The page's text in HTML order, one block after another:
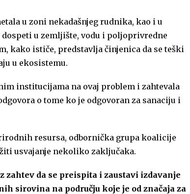
u zoni nekadašnjeg rudnika, kao i u
u zemljište, vodu i poljoprivredne
kako ističe, predstavlja činjenica da se teški
u ekosistemu.
institucijama na ovaj problem i zahtevala
o tome ko je odgovoran za sanaciju i
resursa, odbornička grupa koalicije
usvajanje nekoliko zaključaka.
zahtev da se preispita i zaustavi izdavanje
sirovina na području koje je od značaja za